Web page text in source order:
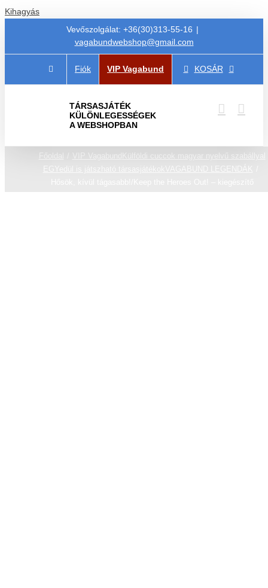
Kihagyás
Vevőszolgálat: +36(30)313-55-16 |
vagabundwebshop@gmail.com
Fiók VIP Vagabund KOSÁR
TÁRSASJÁTÉK
KÜLÖNLEGESSÉGEK
A WEBSHOPBAN
Főoldal VIP Vagabund
Külföldi cuccok magyar nyelvű szabállyal